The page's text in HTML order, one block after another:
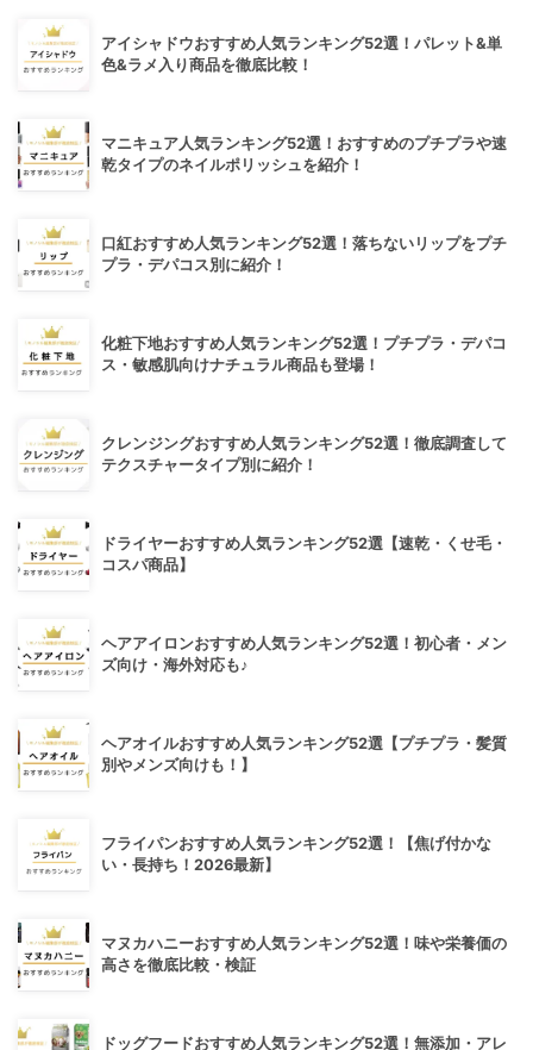
アイシャドウおすすめ人気ランキング52選！パレット&単
色&ラメ入り商品を徹底比較！
マニキュア人気ランキング52選！おすすめのプチプラや速
乾タイプのネイルポリッシュを紹介！
口紅おすすめ人気ランキング52選！落ちないリップをプチ
プラ・デパコス別に紹介！
化粧下地おすすめ人気ランキング52選！プチプラ・デパコ
ス・敏感肌向けナチュラル商品も登場！
クレンジングおすすめ人気ランキング52選！徹底調査して
テクスチャータイプ別に紹介！
ドライヤーおすすめ人気ランキング52選【速乾・くせ毛・
コスパ商品】
ヘアアイロンおすすめ人気ランキング52選！初心者・メン
ズ向け・海外対応も♪
ヘアオイルおすすめ人気ランキング52選【プチプラ・髪質
別やメンズ向けも！】
フライパンおすすめ人気ランキング52選！【焦げ付かな
い・長持ち！2026最新】
マヌカハニーおすすめ人気ランキング52選！味や栄養価の
高さを徹底比較・検証
ドッグフードおすすめ人気ランキング52選！無添加・アレ